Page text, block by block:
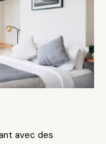
avec des